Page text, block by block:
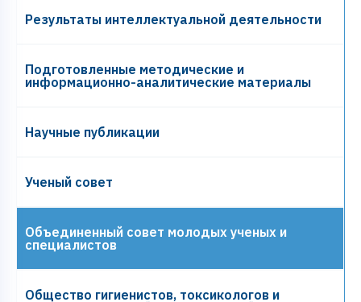
Результаты интеллектуальной деятельности
Подготовленные методические и
информационно-аналитические материалы
Научные публикации
Ученый совет
Объединенный совет молодых ученых и
специалистов
Общество гигиенистов, токсикологов и